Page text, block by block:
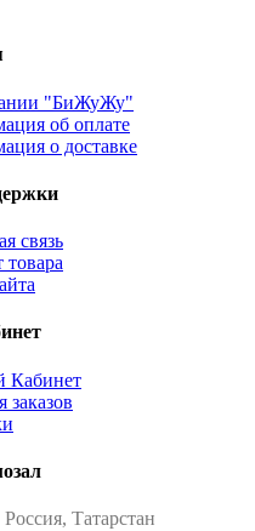
"БиЖуЖу"
об оплате
о доставке
связь
товара
Кабинет
заказов
Татарстан